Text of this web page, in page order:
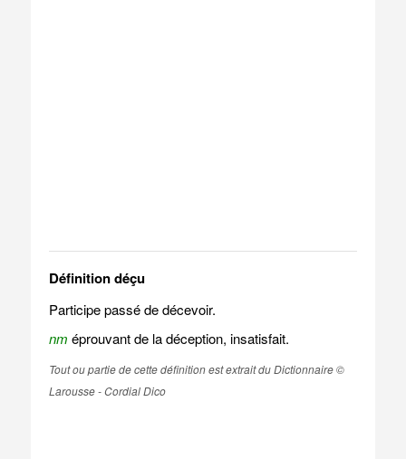
Définition déçu
Participe passé de décevoir.
nm éprouvant de la déception, insatisfait.
Tout ou partie de cette définition est extrait du Dictionnaire ©
Larousse - Cordial Dico